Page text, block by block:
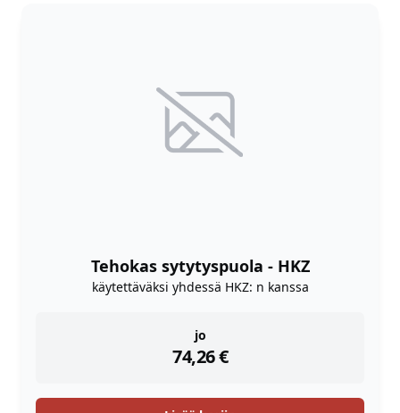
Tehokas sytytyspuola - HKZ
käytettäväksi yhdessä HKZ: n kanssa
jo
74,26€
instock